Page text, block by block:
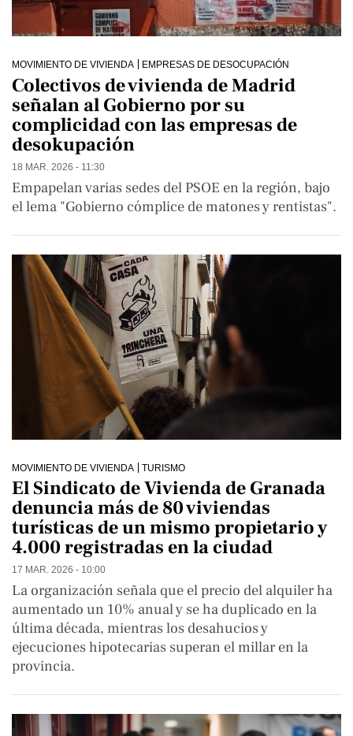
MOVIMIENTO DE VIVIENDA EMPRESAS DE DESOCUPACIÓN
Colectivos de vivienda de Madrid
señalan al Gobierno por su
complicidad con las empresas de
desokupación
18 MAR. 2026 - 11:30
Empapelan varias sedes del PSOE en la región, bajo
el lema "Gobierno cómplice de matones y rentistas".
MOVIMIENTO DE VIVIENDA TURISMO
El Sindicato de Vivienda de Granada
denuncia más de 80 viviendas
turísticas de un mismo propietario y
4.000 registradas en la ciudad
17 MAR. 2026 - 10:00
La organización señala que el precio del alquiler ha
aumentado un 10% anual y se ha duplicado en la
última década, mientras los desahucios y
ejecuciones hipotecarias superan el millar en la
provincia.